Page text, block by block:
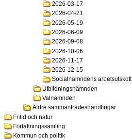
2026-03-17
2026-04-21
2026-05-19
2026-06-09
2026-09-08
2026-10-06
2026-11-17
2026-12-15
Socialnämndens arbetsutskott
Utbildningsnämnden
Valnämnden
Äldre sammanträdeshandlingar
Fritid och natur
Författningssamling
Kommun och politik